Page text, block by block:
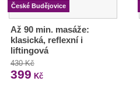
České Budějovice
Až 90 min. masáže:
klasická, reflexní i
liftingová
430 Kč
399 Kč